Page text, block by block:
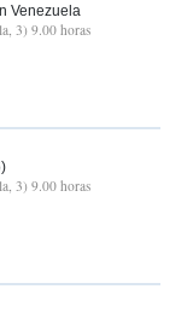
Venezuela
3) 9.00 horas
3) 9.00 horas